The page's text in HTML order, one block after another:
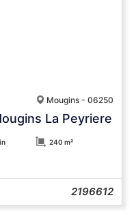
Mougins - 06250
La Peyriere
240 m²
2196612